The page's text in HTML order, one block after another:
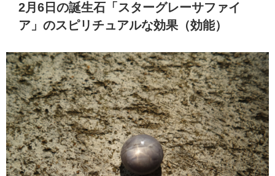
2月6日の誕生石「スターグレーサファイ
ア」のスピリチュアルな効果（効能）